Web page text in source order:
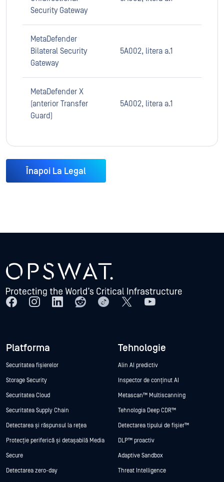
Security Gateway
MetaDefender
Bilateral Security
Gateway
5A002, litera a.1
MetaDefender X
(anterior Transfer
Guard)
5A002, litera a.1
Înapoi La Legal
Platforma
Securitatea fișierelor
Storage Security
Securitatea Cloud
Securitatea Supply Chain
Detectarea și răspunsul la rețea
Protecție periferică și detașabilă Media
Secure
Detectarea zero-day
Tehnologie
Alin AI predictiv
Inspector de conținut AI
Metascan™ Multiscanning
Tehnologia Deep CDR™
Detectarea tipului de fișier™
DLP™ proactiv
Adaptive Sandbox
Threat Intelligence